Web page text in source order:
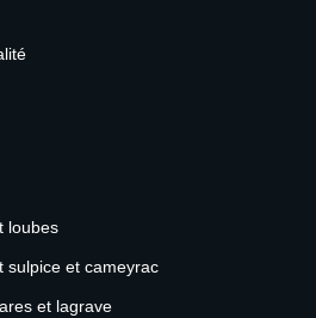
loubes
sulpice et cameyrac
et lagrave